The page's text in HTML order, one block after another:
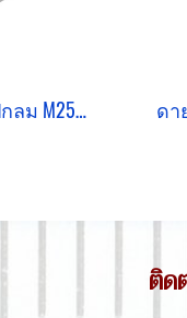
ดายเกลียว-ลูกต๊าปกลม M25x3.0
ติด